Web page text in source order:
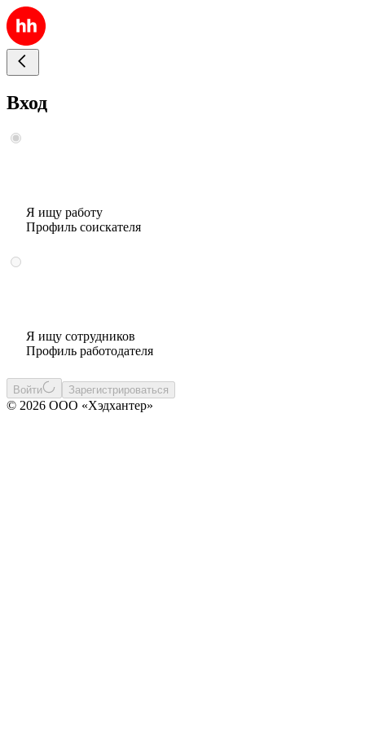
Вход
Я ищу работу
Профиль соискателя
Я ищу сотрудников
Профиль работодателя
Войти Зарегистрироваться
© 2026 ООО «Хэдхантер»